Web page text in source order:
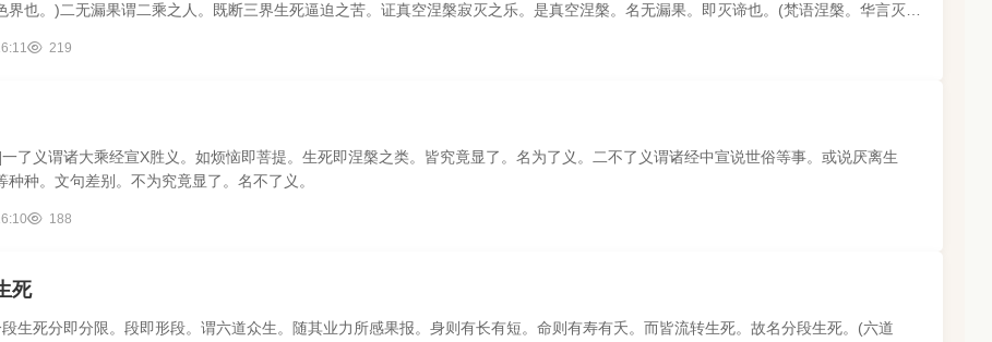
界也。)二无漏果谓二乘之人。既断三界生死逼迫之苦。证真空涅槃寂灭之乐。是真空涅槃。名无漏果。即灭谛也。(梵语涅槃。华言灭
219
了义谓诸大乘经宣X胜义。如烦恼即菩提。生死即涅槃之类。皆究竟显了。名为了义。二不了义谓诸经中宣说世俗等事。或说厌离生
种种。文句差别。不为究竟显了。名不了义。
188
死
生死分即分限。段即形段。谓六道众生。随其业力所感果报。身则有长有短。命则有寿有夭。而皆流转生死。故名分段生死。(六道